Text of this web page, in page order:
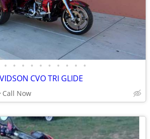
• • • • • • • • • •
CVO TRI GLIDE
Call Now